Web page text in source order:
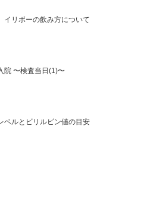
イリボーの飲み方について
院 〜検査当日(1)〜
ベルとビリルビン値の目安